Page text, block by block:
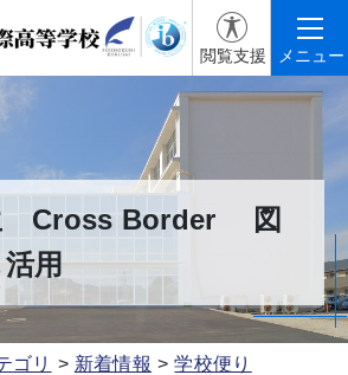
閲覧支援 メニュー
Cross Border 図
用
ゴリ 新着情報
学校便り